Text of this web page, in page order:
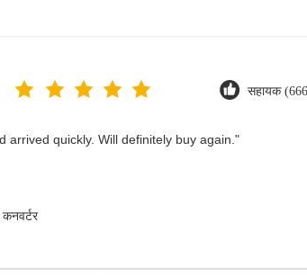
सहायक
arrived quickly. Will definitely buy again."